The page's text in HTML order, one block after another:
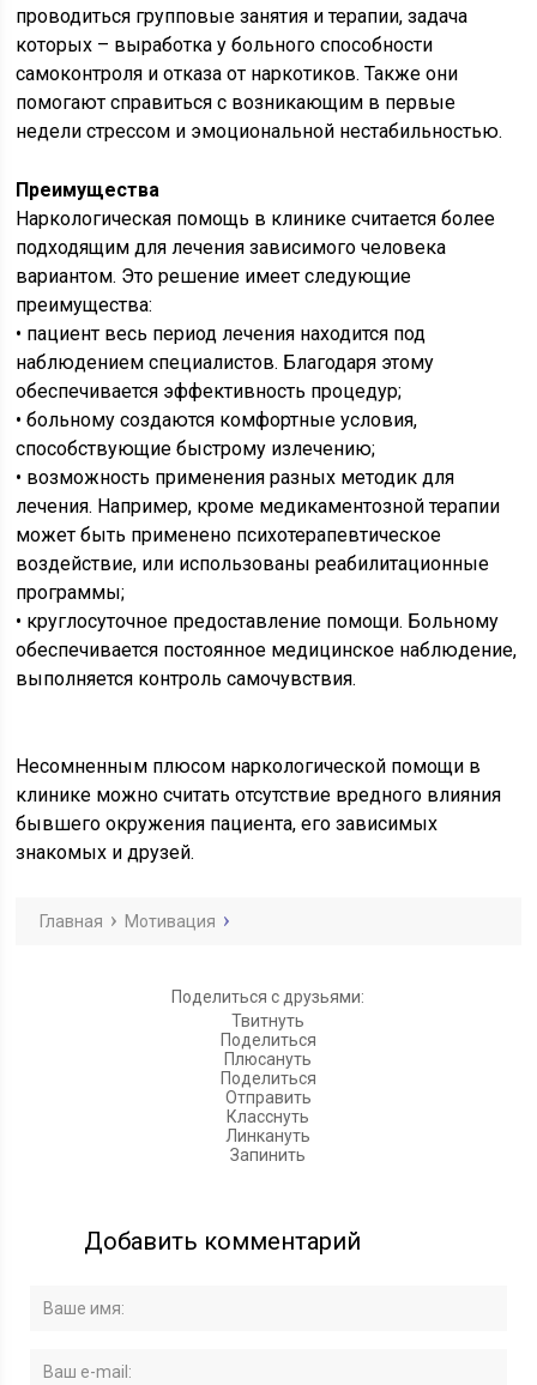
проводиться групповые занятия и терапии, задача
которых – выработка у больного способности
самоконтроля и отказа от наркотиков. Также они
помогают справиться с возникающим в первые
недели стрессом и эмоциональной нестабильностью.
Преимущества
Наркологическая помощь в клинике считается более
подходящим для лечения зависимого человека
вариантом. Это решение имеет следующие
преимущества:
• пациент весь период лечения находится под
наблюдением специалистов. Благодаря этому
обеспечивается эффективность процедур;
• больному создаются комфортные условия,
способствующие быстрому излечению;
• возможность применения разных методик для
лечения. Например, кроме медикаментозной терапии
может быть применено психотерапевтическое
воздействие, или использованы реабилитационные
программы;
• круглосуточное предоставление помощи. Больному
обеспечивается постоянное медицинское наблюдение,
выполняется контроль самочувствия.
Несомненным плюсом наркологической помощи в
клинике можно считать отсутствие вредного влияния
бывшего окружения пациента, его зависимых
знакомых и друзей.
Главная Мотивация
Поделиться с друзьями:
Твитнуть
Поделиться
Плюсануть
Поделиться
Отправить
Класснуть
Линкануть
Запинить
Добавить комментарий